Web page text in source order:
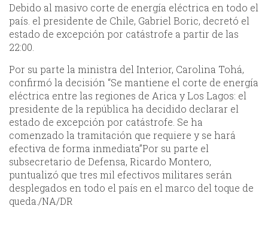
Debido al masivo corte de energía eléctrica en todo el
país. el presidente de Chile, Gabriel Boric, decretó el
estado de excepción por catástrofe a partir de las
22:00.
Por su parte la ministra del Interior, Carolina Tohá,
confirmó la decisión “Se mantiene el corte de energía
eléctrica entre las regiones de Arica y Los Lagos: el
presidente de la república ha decidido declarar el
estado de excepción por catástrofe. Se ha
comenzado la tramitación que requiere y se hará
efectiva de forma inmediata”Por su parte el
subsecretario de Defensa, Ricardo Montero,
puntualizó que tres mil efectivos militares serán
desplegados en todo el país en el marco del toque de
queda./NA/DR